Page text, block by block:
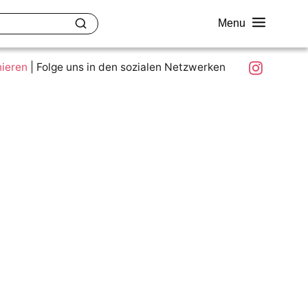
Menu
Was ist colour.education?
Ziele und Mitmachen
Folge uns in den sozialen Netzwerken Instagram